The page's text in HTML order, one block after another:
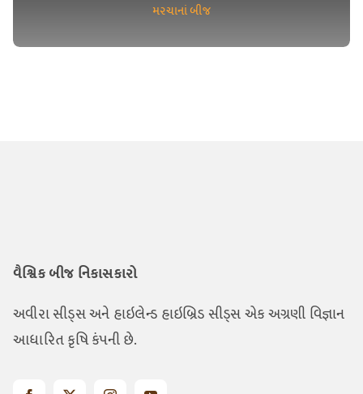
મરચાનાં બીજ
વૈશ્વિક બીજ નિકાસકારો
અવીરા સીડ્સ અને હાઇલેન્ડ હાઇબ્રિડ સીડ્સ એક અગ્રણી વિજ્ઞાન
આધારિત કૃષિ કંપની છે.